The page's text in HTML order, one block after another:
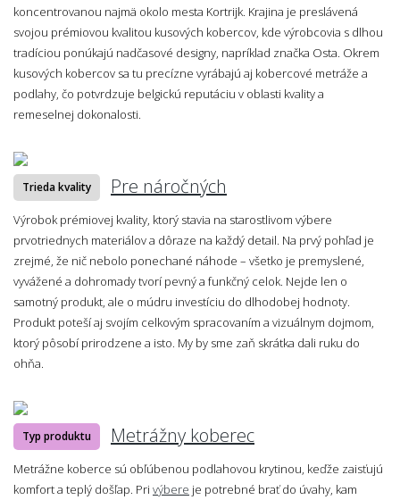
koncentrovanou najmä okolo mesta Kortrijk. Krajina je preslávená
svojou prémiovou kvalitou kusových kobercov, kde výrobcovia s dlhou
tradíciou ponúkajú nadčasové designy, napríklad značka Osta. Okrem
kusových kobercov sa tu precízne vyrábajú aj kobercové metráže a
podlahy, čo potvrdzuje belgickú reputáciu v oblasti kvality a
remeselnej dokonalosti.
Trieda kvality Pre náročných
Výrobok prémiovej kvality, ktorý stavia na starostlivom výbere
prvotriednych materiálov a dôraze na každý detail. Na prvý pohľad je
zrejmé, že nič nebolo ponechané náhode – všetko je premyslené,
vyvážené a dohromady tvorí pevný a funkčný celok. Nejde len o
samotný produkt, ale o múdru investíciu do dlhodobej hodnoty.
Produkt poteší aj svojím celkovým spracovaním a vizuálnym dojmom,
ktorý pôsobí prirodzene a isto. My by sme zaň skrátka dali ruku do
ohňa.
Typ produktu Metrážny koberec
Metrážne koberce sú obľúbenou podlahovou krytinou, keďže zaisťujú
komfort a teplý došľap. Pri výbere je potrebné brať do úvahy, kam